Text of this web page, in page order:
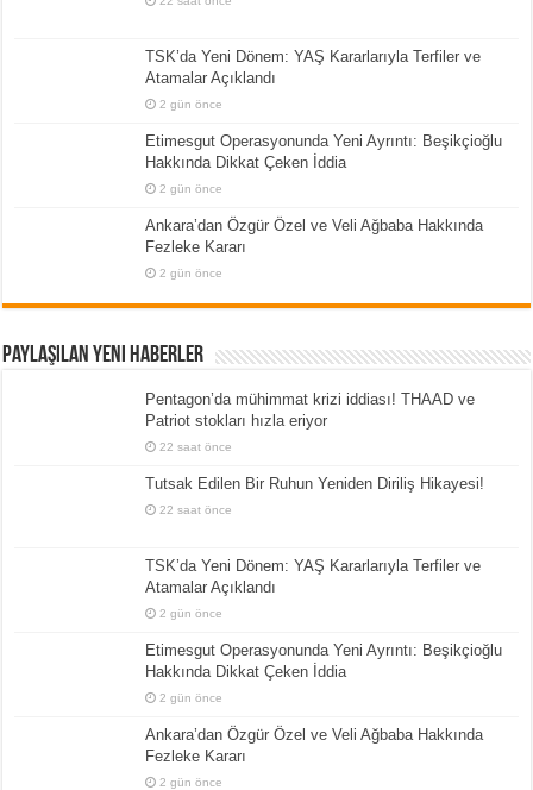
TSK’da Yeni Dönem: YAŞ Kararlarıyla Terfiler ve
Atamalar Açıklandı
2 gün önce
Etimesgut Operasyonunda Yeni Ayrıntı: Beşikçioğlu
Hakkında Dikkat Çeken İddia
2 gün önce
Ankara’dan Özgür Özel ve Veli Ağbaba Hakkında
Fezleke Kararı
2 gün önce
Paylaşılan Yeni Haberler
Pentagon’da mühimmat krizi iddiası! THAAD ve
Patriot stokları hızla eriyor
22 saat önce
Tutsak Edilen Bir Ruhun Yeniden Diriliş Hikayesi!
22 saat önce
TSK’da Yeni Dönem: YAŞ Kararlarıyla Terfiler ve
Atamalar Açıklandı
2 gün önce
Etimesgut Operasyonunda Yeni Ayrıntı: Beşikçioğlu
Hakkında Dikkat Çeken İddia
2 gün önce
Ankara’dan Özgür Özel ve Veli Ağbaba Hakkında
Fezleke Kararı
2 gün önce